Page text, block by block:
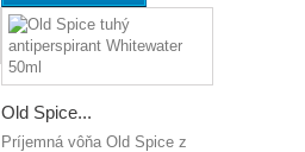
Old Spice...
Príjemná vôňa Old Spice z